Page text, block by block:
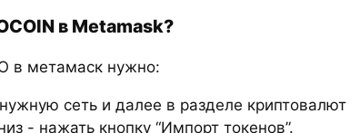
в Metamask?
в метамаск нужно:
сеть и далее в разделе криптовалют
- нажать кнопку “Импорт токенов”.